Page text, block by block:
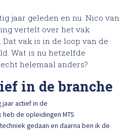
op: 0900 - 6611111
jaar geleden en nu. Nico van
vertelt over het vak
vak is in de loop van de
Wat is nu hetzelfde
helemaal anders?
in de branche
jaar actief in de
de opleidingen MTS
gedaan en daarna ben ik de